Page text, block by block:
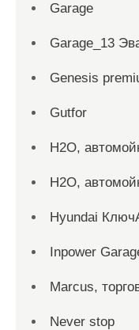
Garage
Garage_13
Genesis
Gutfor
H2O,
H2O,
Hyundai
Inpower
Marcus,
Never stop